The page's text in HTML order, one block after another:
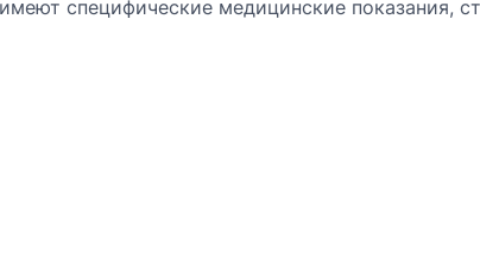
специфические медицинские показания,